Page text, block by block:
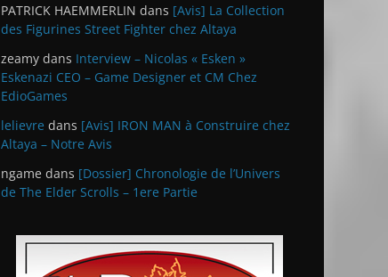
PATRICK HAEMMERLIN dans [Avis] La Collection
des Figurines Street Fighter chez Altaya
zeamy dans Interview – Nicolas « Esken »
Eskenazi CEO – Game Designer et CM Chez
EdioGames
lelievre dans [Avis] IRON MAN à Construire chez
Altaya – Notre Avis
ngame dans [Dossier] Chronologie de l’Univers
de The Elder Scrolls – 1ere Partie